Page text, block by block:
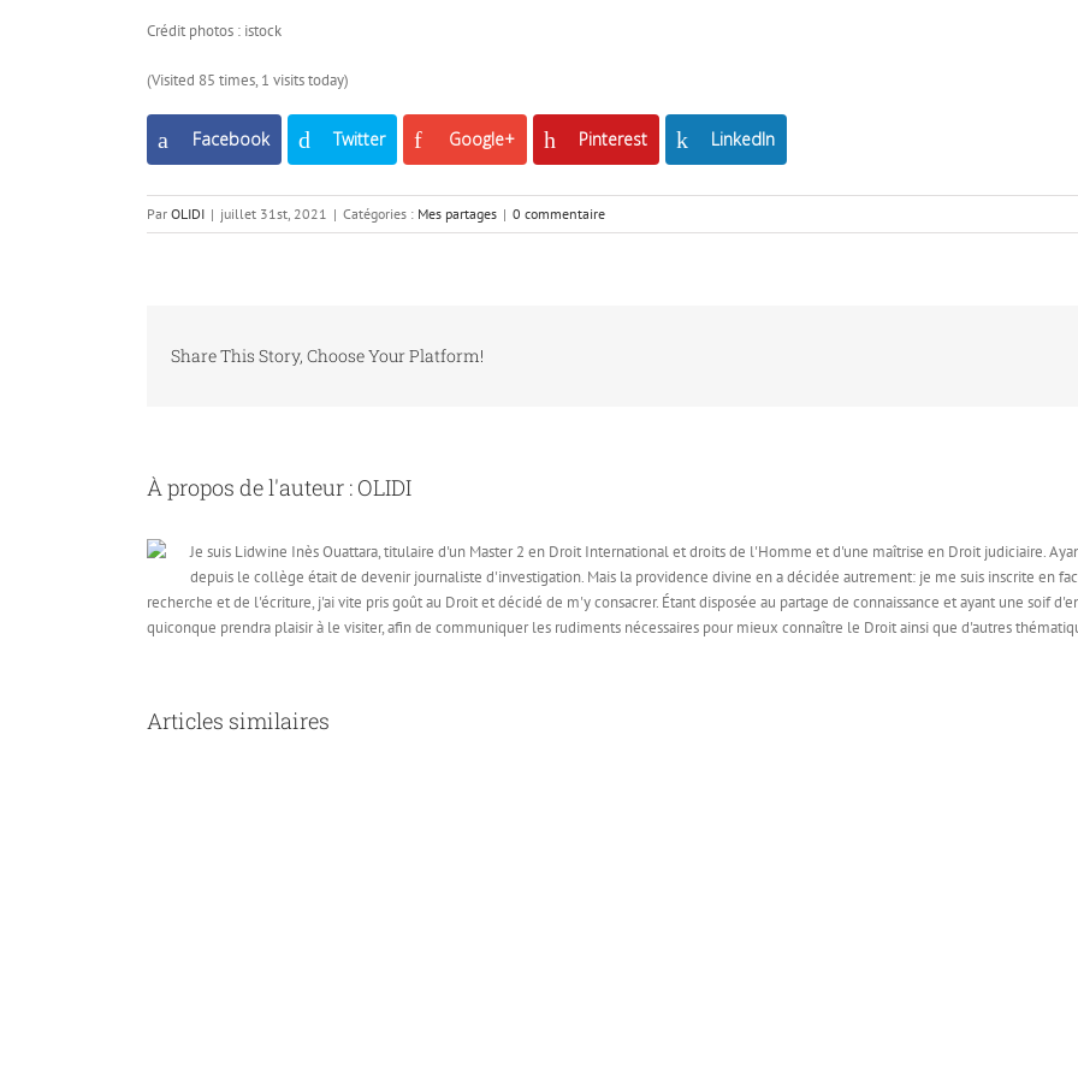
Crédit photos : istock
(Visited 85 times, 1 visits today)
Facebook Twitter Google+ Pinterest LinkedIn
Par OLIDI | juillet 31st, 2021 | Catégories : Mes partages | 0 commentaire
Share This Story, Choose Your Platform!
À propos de l'auteur : OLIDI
Je suis Lidwine Inès Ouattara, titulaire d'un Master 2 en Droit International et droits de l'Homme et d'une maîtrise en Droit judiciaire.
depuis le collège était de devenir journaliste d'investigation. Mais la providence divine en a décidée autrement: je me suis inscrite en
recherche et de l'écriture, j'ai vite pris goût au Droit et décidé de m'y consacrer. Étant disposée au partage de connaissance et ayant une soif
quiconque prendra plaisir à le visiter, afin de communiquer les rudiments nécessaires pour mieux connaître le Droit ainsi que d'autres
Articles similaires